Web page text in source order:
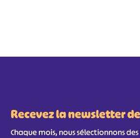
Recevez la newsletter
Chaque mois, nous sélectionnons